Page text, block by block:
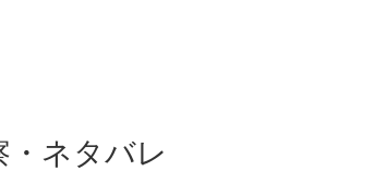
ネタバレ